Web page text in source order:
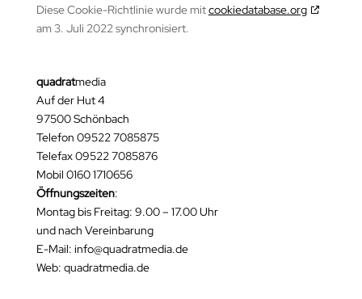
Diese Cookie-Richtlinie wurde mitcookiedatabase.org
am 3. Juli 2022 synchronisiert.
quadratmedia
Auf der Hut 4
97500 Schönbach
Telefon 09522 7085875
Telefax 09522 7085876
Mobil 0160 1710656
Öffnungszeiten:
Montag bis Freitag: 9.00 – 17.00 Uhr
und nach Vereinbarung
E-Mail: info@quadratmedia.de
Web: quadratmedia.de